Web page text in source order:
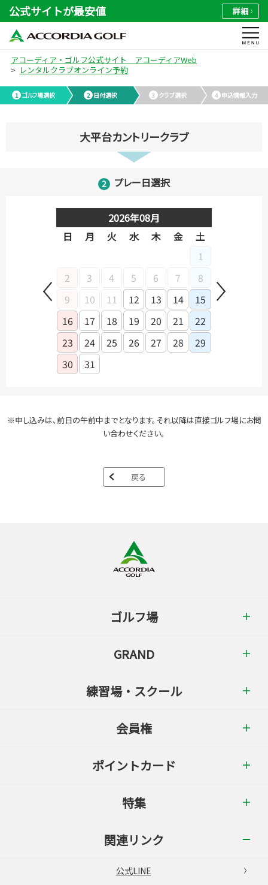
公式サイトが最安値 詳細
アコーディア・ゴルフ公式サイト アコーディアWeb
レンタルクラブオンライン予約
ゴルフ場選択 日付選択 クラブ選択 申込情報入力
大平台カントリークラブ
プレー日選択
2026年08月
日
月 火 水 木 金
土
1
2
3 4 5 6 7
8
9
10 11 12 13 14
15
16
17 18 19 20 21
22
23
24 25 26 27 28
29
30
31
※申し込みは、前日の午前中までとなります。それ以降は直接ゴルフ場にお問
い合わせください。
戻る
ゴルフ場
GRAND
練習場・スクール
会員権
ポイントカード
特集
関連リンク
公式LINE